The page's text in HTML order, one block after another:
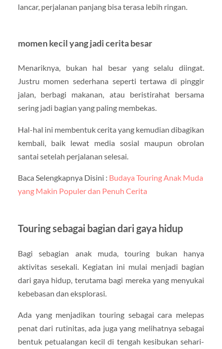
lancar, perjalanan panjang bisa terasa lebih ringan.
momen kecil yang jadi cerita besar
Menariknya, bukan hal besar yang selalu diingat.
Justru momen sederhana seperti tertawa di pinggir
jalan, berbagi makanan, atau beristirahat bersama
sering jadi bagian yang paling membekas.
Hal-hal ini membentuk cerita yang kemudian dibagikan
kembali, baik lewat media sosial maupun obrolan
santai setelah perjalanan selesai.
Baca Selengkapnya Disini : Budaya Touring Anak Muda
yang Makin Populer dan Penuh Cerita
Touring sebagai bagian dari gaya hidup
Bagi sebagian anak muda, touring bukan hanya
aktivitas sesekali. Kegiatan ini mulai menjadi bagian
dari gaya hidup, terutama bagi mereka yang menyukai
kebebasan dan eksplorasi.
Ada yang menjadikan touring sebagai cara melepas
penat dari rutinitas, ada juga yang melihatnya sebagai
bentuk petualangan kecil di tengah kesibukan sehari-